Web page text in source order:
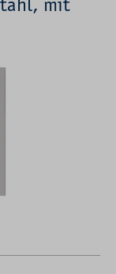
mit